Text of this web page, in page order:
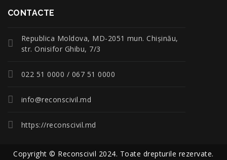
CONTACTE
Republica Moldova, MD-2051 mun. Chişinău,
str. Onisifor Ghibu, 7/3
022 51 0000 / 067 51 0000
info@reconscivil.md
https://reconscivil.md
Copyright © Reconscivil 2024. Toate drepturile rezervate.